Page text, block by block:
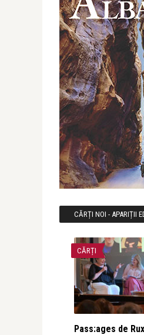
CĂRȚI NOI - APARIȚII
CĂRȚI
Pass:ages de